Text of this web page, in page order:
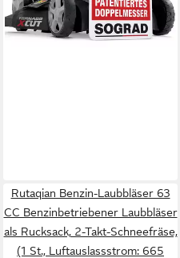
17,33 € mtl. in 24 Raten
in 3-4 Werktagen bei dir
Rutaqian Benzin-Laubbläser 63
CC Benzinbetriebener Laubbläser
als Rucksack, 2-Takt-Schneefräse,
(1 St., Luftauslassstrom: 665